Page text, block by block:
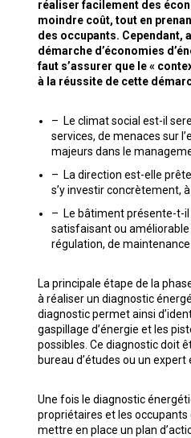
réaliser facilement des
moindre coût, tout en
des occupants. Cependant,
démarche d’économies
faut s’assurer que le «
à la réussite de cette
– Le climat social est-il
services, de menaces sur
majeurs dans le
– La direction est-elle
s’y investir concrètement,
– Le bâtiment présente-t-
satisfaisant ou améliorable
régulation, de
La principale étape de la
à réaliser un diagnostic
diagnostic permet ainsi
gaspillage d’énergie et les
possibles. Ce diagnostic doit
bureau d’études ou un expert
Une fois le diagnostic
propriétaires et les
mettre en place un plan